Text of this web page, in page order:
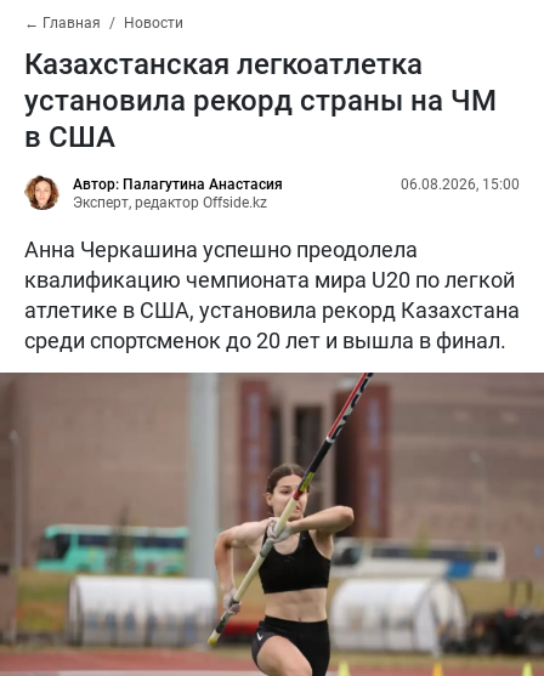
← Главная Новости
Казахстанская легкоатлетка
установила рекорд страны на ЧМ
в США
Автор: Палагутина Анастасия
Эксперт, редактор Offside.kz
06.08.2026, 15:00
Анна Черкашина успешно преодолела
квалификацию чемпионата мира U20 по легкой
атлетике в США, установила рекорд Казахстана
среди спортсменок до 20 лет и вышла в финал.